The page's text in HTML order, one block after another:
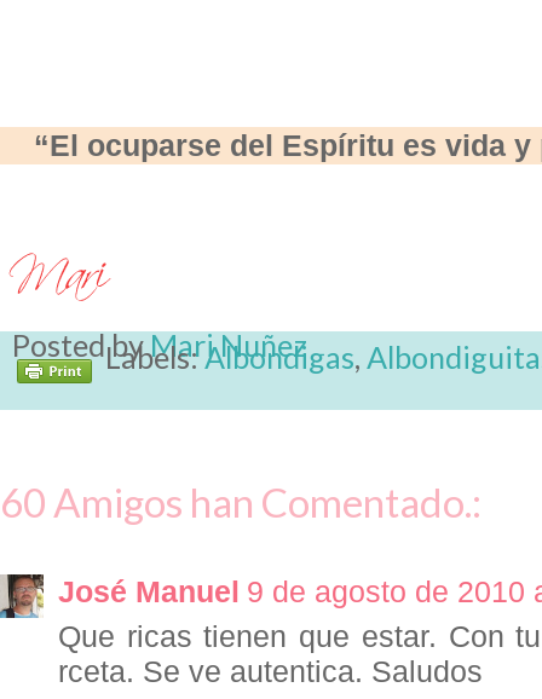
“El ocuparse del Espíritu es vida y
Posted byMari Nuñez
Labels:Albondigas,
60 Amigos han Comentado.:
José Manuel 9 de agosto de 2010
Que ricas tienen que estar. Con
rceta. Se ve autentica. Saludos